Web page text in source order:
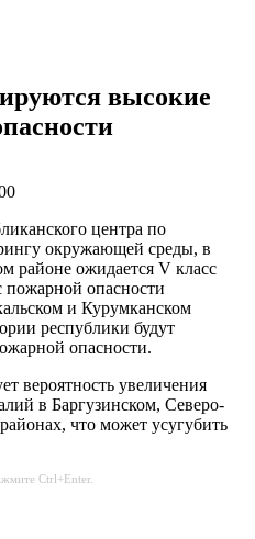
высокие
центра по
окружающей среды, в
районе ожидается V класс
пожарной опасности
и Курумканском
республики будут
опасности.
вероятность увеличения
в Баргузинском, Северо-
что может усугубить
Ctrl+Enter.